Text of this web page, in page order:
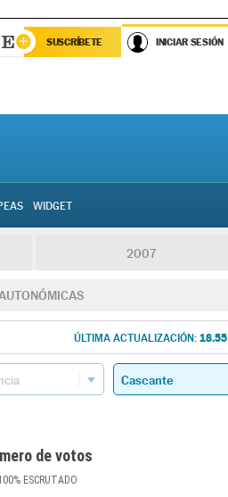
SUSCRÍBETE INICIAR SESIÓN
WIDGET
2007
ÚLTIMA ACTUALIZACIÓN: 18.55
de votos
%ESCRUTADO